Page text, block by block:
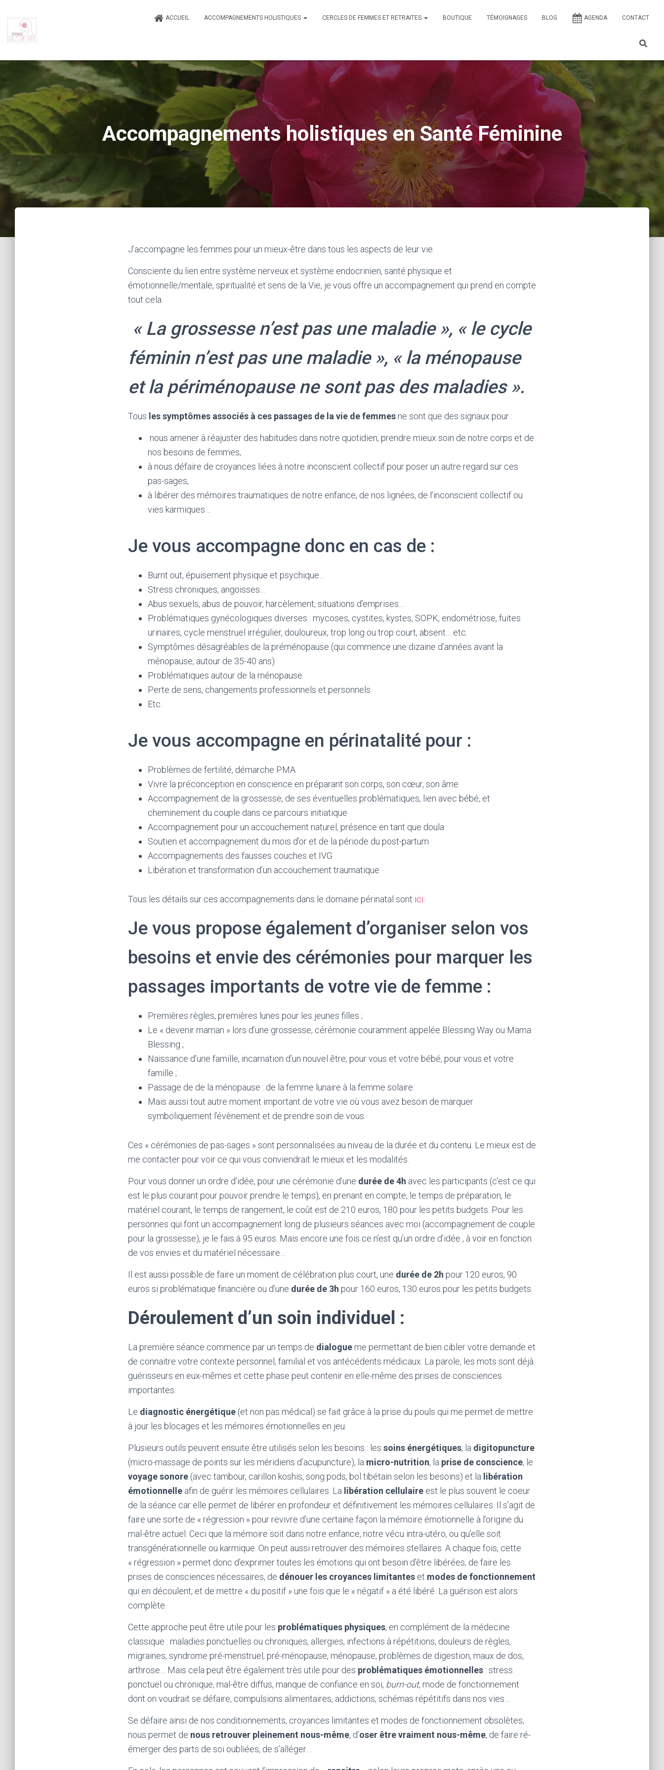
ACCUEIL ACCOMPAGNEMENTS HOLISTIQUES CERCLES DE FEMMES ET RETRAITES BOUTIQUE TÉMOIGNAGES BLOG AGENDA CONTACT
Accompagnements holistiques en Santé Féminine
J’accompagne les femmes pour un mieux-être dans tous les aspects de leur vie.
Consciente du lien entre système nerveux et système endocrinien, santé physique et
émotionnelle/mentale, spiritualité et sens de la Vie, je vous offre un accompagnement qui prend en compte
tout cela.
« La grossesse n’est pas une maladie », « le cycle
féminin n’est pas une maladie », « la ménopause
et la périménopause ne sont pas des maladies ».
Tous les symptômes associés à ces passages de la vie de femmes ne sont que des signaux pour :
nous amener à réajuster des habitudes dans notre quotidien, prendre mieux soin de notre corps et de
nos besoins de femmes,
à nous défaire de croyances liées à notre inconscient collectif pour poser un autre regard sur ces
pas-sages,
à libérer des mémoires traumatiques de notre enfance, de nos lignées, de l’inconscient collectif ou
vies karmiques…
Je vous accompagne donc en cas de :
Burnt out, épuisement physique et psychique…
Stress chroniques, angoisses…
Abus sexuels, abus de pouvoir, harcèlement, situations d’emprises…
Problématiques gynécologiques diverses : mycoses, cystites, kystes, SOPK, endométriose, fuites
urinaires, cycle menstruel irrégulier, douloureux, trop long ou trop court, absent… etc.
Symptômes désagréables de la préménopause (qui commence une dizaine d’années avant la
ménopause, autour de 35-40 ans)
Problématiques autour de la ménopause
Perte de sens, changements professionnels et personnels
Etc.
Je vous accompagne en périnatalité pour :
Problèmes de fertilité, démarche PMA
Vivre la préconception en conscience en préparant son corps, son cœur, son âme
Accompagnement de la grossesse, de ses éventuelles problématiques, lien avec bébé, et
cheminement du couple dans ce parcours initiatique
Accompagnement pour un accouchement naturel, présence en tant que doula
Soutien et accompagnement du mois d’or et de la période du post-partum
Accompagnements des fausses couches et IVG
Libération et transformation d’un accouchement traumatique
Tous les détails sur ces accompagnements dans le domaine périnatal sont ici
Je vous propose également d’organiser selon vos
besoins et envie des cérémonies pour marquer les
passages importants de votre vie de femme :
Premières règles, premières lunes pour les jeunes filles ;
Le « devenir maman » lors d’une grossesse, cérémonie couramment appelée Blessing Way ou Mama
Blessing ;
Naissance d’une famille, incarnation d’un nouvel être, pour vous et votre bébé, pour vous et votre
famille ;
Passage de de la ménopause : de la femme lunaire à la femme solaire.
Mais aussi tout autre moment important de votre vie où vous avez besoin de marquer
symboliquement l’évènement et de prendre soin de vous.
Ces « cérémonies de pas-sages » sont personnalisées au niveau de la durée et du contenu. Le mieux est de
me contacter pour voir ce qui vous conviendrait le mieux et les modalités.
Pour vous donner un ordre d’idée, pour une cérémonie d’une durée de 4h avec les participants (c’est ce qui
est le plus courant pour pouvoir prendre le temps), en prenant en compte, le temps de préparation, le
matériel courant, le temps de rangement, le coût est de 210 euros, 180 pour les petits budgets. Pour les
personnes qui font un accompagnement long de plusieurs séances avec moi (accompagnement de couple
pour la grossesse), je le fais à 95 euros. Mais encore une fois ce n’est qu’un ordre d’idée , à voir en fonction
de vos envies et du matériel nécessaire…
Il est aussi possible de faire un moment de célébration plus court, une durée de 2h pour 120 euros, 90
euros si problématique financière ou d’une durée de 3h pour 160 euros, 130 euros pour les petits budgets.
Déroulement d’un soin individuel :
La première séance commence par un temps de dialogue me permettant de bien cibler votre demande et
de connaitre votre contexte personnel, familial et vos antécédents médicaux. La parole, les mots sont déjà
guérisseurs en eux-mêmes et cette phase peut contenir en elle-même des prises de consciences
importantes.
Le diagnostic énergétique (et non pas médical) se fait grâce à la prise du pouls qui me permet de mettre
à jour les blocages et les mémoires émotionnelles en jeu.
Plusieurs outils peuvent ensuite être utilisés selon les besoins : les soins énergétiques, la digitopuncture
(micro-massage de points sur les méridiens d’acupuncture), la micro-nutrition, la prise de conscience, le
voyage sonore (avec tambour, carillon koshis, song pods, bol tibétain selon les besoins) et la libération
émotionnelle afin de guérir les mémoires cellulaires. La libération cellulaire est le plus souvent le coeur
de la séance car elle permet de libérer en profondeur et définitivement les mémoires cellulaires. Il s’agit de
faire une sorte de « régression » pour revivre d’une certaine façon la mémoire émotionnelle à l’origine du
mal-être actuel. Ceci que la mémoire soit dans notre enfance, notre vécu intra-utéro, ou qu’elle soit
transgénérationnelle ou karmique. On peut aussi retrouver des mémoires stellaires. A chaque fois, cette
« régression » permet donc d’exprimer toutes les émotions qui ont besoin d’être libérées, de faire les
prises de consciences nécessaires, de dénouer les croyances limitantes et modes de fonctionnement
qui en découlent, et de mettre « du positif » une fois que le « négatif » a été libéré. La guérison est alors
complète.
Cette approche peut être utile pour les problématiques physiques, en complément de la médecine
classique : maladies ponctuelles ou chroniques, allergies, infections à répétitions, douleurs de règles,
migraines, syndrome pré-menstruel, pré-ménopause, ménopause, problèmes de digestion, maux de dos,
arthrose… Mais cela peut être également très utile pour des problématiques émotionnelles : stress
ponctuel ou chronique, mal-être diffus, manque de confiance en soi, burn-out, mode de fonctionnement
dont on voudrait se défaire, compulsions alimentaires, addictions, schémas répétitifs dans nos vies…
Se défaire ainsi de nos conditionnements, croyances limitantes et modes de fonctionnement obsolètes,
nous permet de nous retrouver pleinement nous-même, d’oser être vraiment nous-même, de faire ré-
émerger des parts de soi oubliées, de s’alléger…